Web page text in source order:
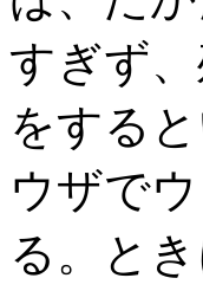
すぎず
をする
ウザで
る。と